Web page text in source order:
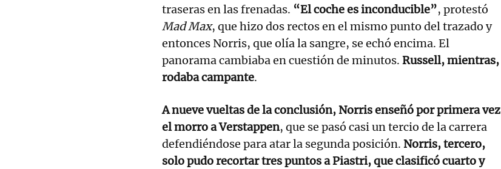
traseras en las frenadas. “El coche es inconducible”, protestó
Mad Max, que hizo dos rectos en el mismo punto del trazado y
entonces Norris, que olía la sangre, se echó encima. El
panorama cambiaba en cuestión de minutos. Russell, mientras,
rodaba campante.
A nueve vueltas de la conclusión, Norris enseñó por primera vez
el morro a Verstappen, que se pasó casi un tercio de la carrera
defendiéndose para atar la segunda posición. Norris, tercero,
solo pudo recortar tres puntos a Piastri, que clasificó cuarto y